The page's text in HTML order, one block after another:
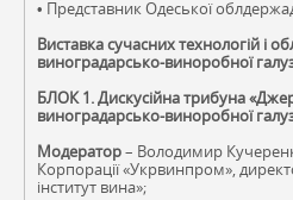
• Представник Одеської
Виставка сучасних технологій і
виноградарсько-виноробної
БЛОК 1. Дискусійна трибуна
виноградарсько-виноробної
Модератор– Володимир
Корпорації «Укрвинпром»,
інститут вина»;